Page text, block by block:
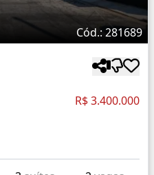
Cód.: 281689
R$ 3.400.000